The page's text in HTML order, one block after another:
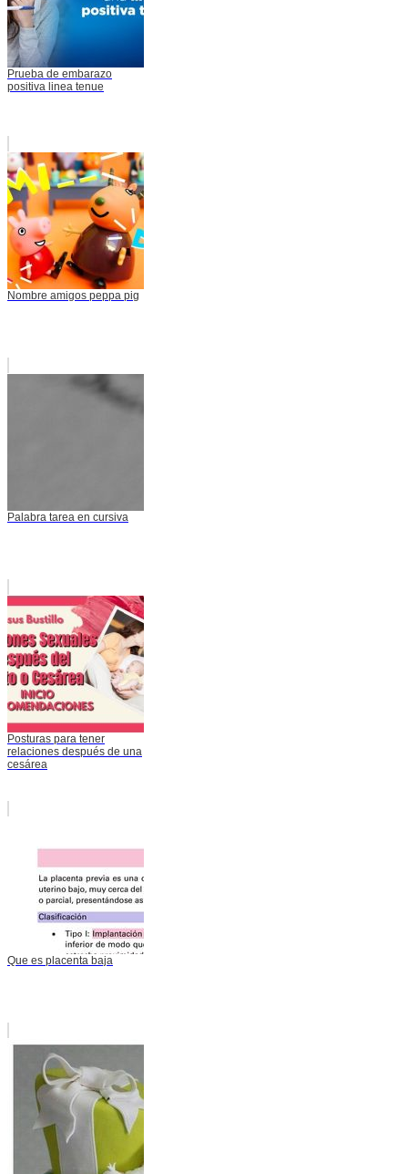
Prueba de embarazo
positiva linea tenue
Nombre amigos peppa pig
Palabra tarea en cursiva
Posturas para tener
relaciones después de una
cesárea
Que es placenta baja